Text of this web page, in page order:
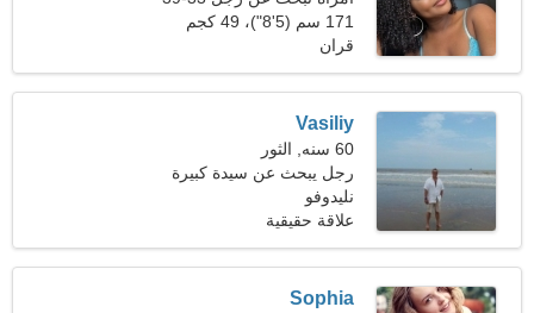
171 سم (5'8")، 49 كجم
(108 رطل)
قران
Vasiliy
60 سنه, الثور
رجل يبحث عن سيدة كبيرة
49-55
نليدوفو
علاقة حقيقية
Sophia